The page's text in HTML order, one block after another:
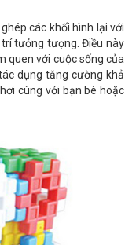
ghép các khối hình lại với
tưởng tượng. Điều này
quen với cuộc sống của
dụng tăng cường khả
cùng với bạn bè hoặc